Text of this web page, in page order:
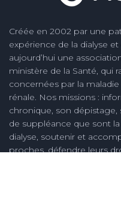
Créée en 2002 par une
expérience de la dialyse
aujourd’hui une
ministère de la Santé, qui
concernées par la
rénale. Nos missions :
chronique, son dépistage,
de suppléance que sont
dialyse, soutenir et
proches, défendre leurs